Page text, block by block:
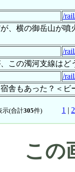
/
、横の御岳山が
/
この濁河支線はど
/
舎もあった？＜ビ
示(合計305件) 1 | 2
この